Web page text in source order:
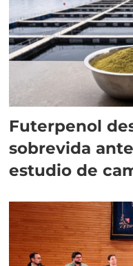
Futerpenol
sobrevida
estudio de